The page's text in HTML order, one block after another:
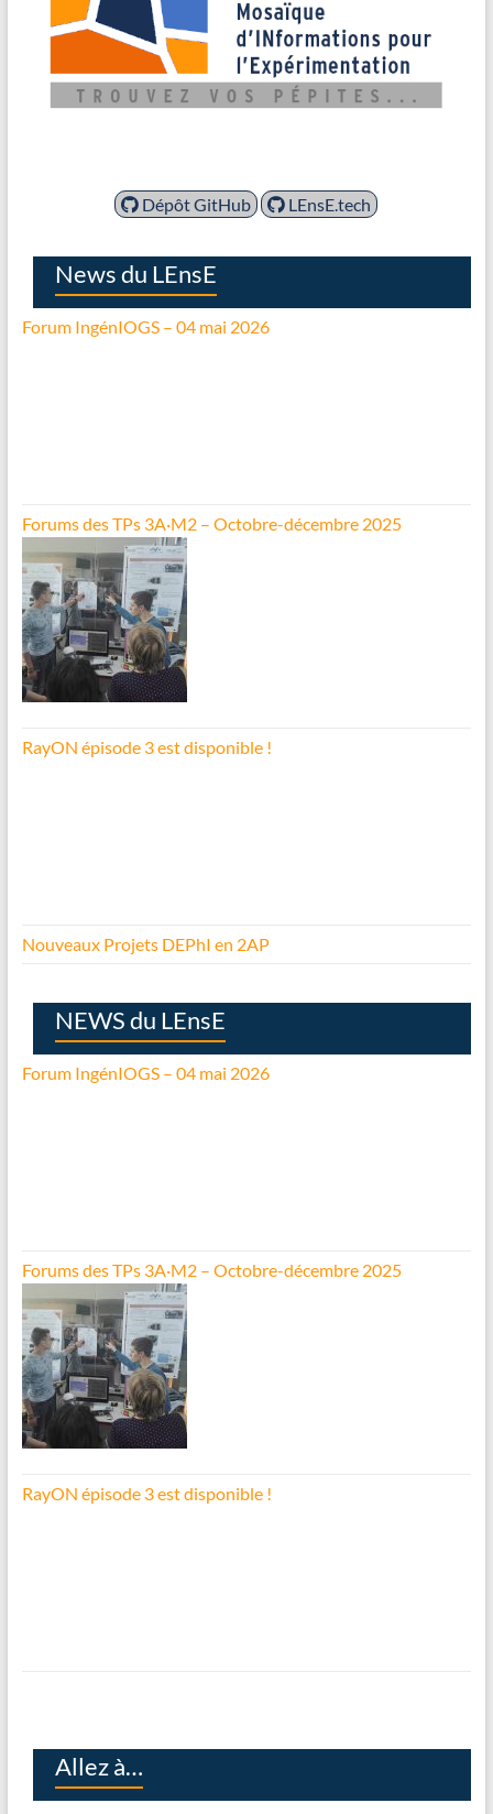
Dépôt GitHub LEnsE.tech
News du LEnsE
Forum IngénIOGS – 04 mai 2026
Forums des TPs 3A·M2 – Octobre-décembre 2025
RayON épisode 3 est disponible !
Nouveaux Projets DEPhI en 2AP
NEWS du LEnsE
Forum IngénIOGS – 04 mai 2026
Forums des TPs 3A·M2 – Octobre-décembre 2025
RayON épisode 3 est disponible !
Allez à…